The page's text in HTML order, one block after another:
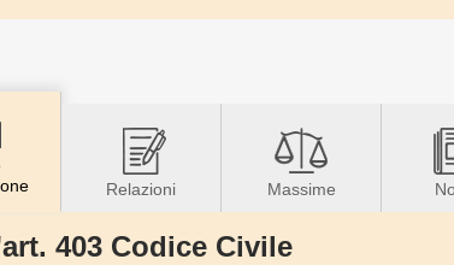
Relazioni Massime
403 Codice Civile